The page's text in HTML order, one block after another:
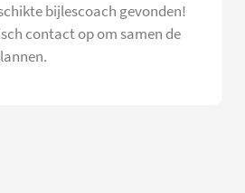
bijlescoach gevonden!
contact op om samen de